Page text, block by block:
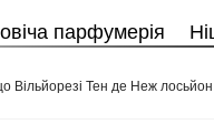
парфумерія
Вільйорезі Тен де Неж